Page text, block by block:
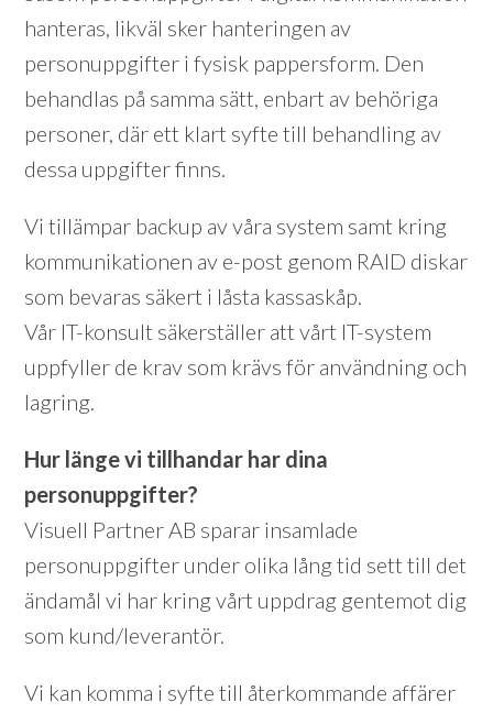
hanteras, likväl sker hanteringen av
personuppgifter i fysisk pappersform. Den
behandlas på samma sätt, enbart av behöriga
personer, där ett klart syfte till behandling av
dessa uppgifter finns.
Vi tillämpar backup av våra system samt kring
kommunikationen av e-post genom RAID diskar
som bevaras säkert i låsta kassaskåp.
Vår IT-konsult säkerställer att vårt IT-system
uppfyller de krav som krävs för användning och
lagring.
Hur länge vi tillhandar har dina
personuppgifter?
Visuell Partner AB sparar insamlade
personuppgifter under olika lång tid sett till det
ändamål vi har kring vårt uppdrag gentemot dig
som kund/leverantör.
Vi kan komma i syfte till återkommande affärer